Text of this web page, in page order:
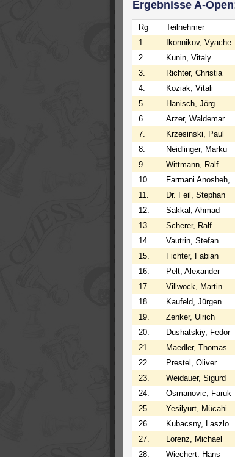
Ergebnisse A-
Rg Teilnehmer
1.
Ikonnikov, Vyache
2.
Kunin, Vitaly
3.
Richter, Christia
4.
Koziak, Vitali
5.
Hanisch, Jörg
6.
Arzer, Waldemar
7.
Krzesinski, Paul
8.
Neidlinger, Marku
9.
Wittmann, Ralf
10.
Farmani Anosheh,
11.
Dr. Feil, Stephan
12.
Sakkal, Ahmad
13.
Scherer, Ralf
14.
Vautrin, Stefan
15.
Fichter, Fabian
16.
Pelt, Alexander
17.
Villwock, Martin
18.
Kaufeld, Jürgen
19.
Zenker, Ulrich
20.
Dushatskiy, Fedor
21.
Maedler, Thomas
22.
Prestel, Oliver
23.
Weidauer, Sigurd
24.
Osmanovic, Faruk
25.
Yesilyurt, Mücahi
26.
Kubacsny, Laszlo
27.
Lorenz, Michael
28.
Wiechert, Hans